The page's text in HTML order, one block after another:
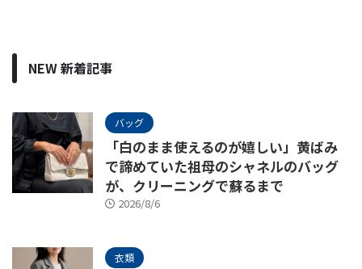
NEW 新着記事
バッグ
「白のまま使えるのが嬉しい」黄ばみ
で諦めていた祖母のシャネルのバッグ
が、クリーニングで蘇るまで
2026/8/6
衣類